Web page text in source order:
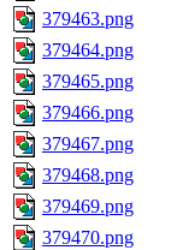
379463.png
379464.png
379465.png
379466.png
379467.png
379468.png
379469.png
379470.png